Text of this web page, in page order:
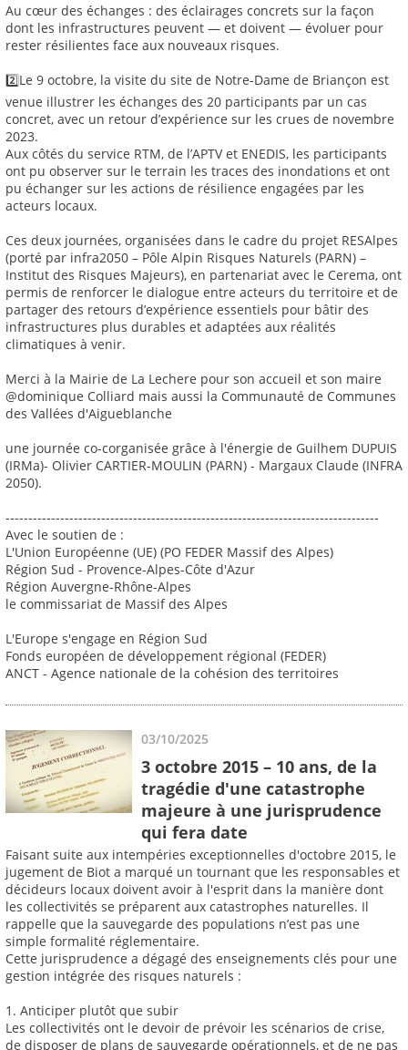
Au cœur des échanges : des éclairages concrets sur la façon
dont les infrastructures peuvent — et doivent — évoluer pour
rester résilientes face aux nouveaux risques.
2️⃣Le 9 octobre, la visite du site de Notre-Dame de Briançon est
venue illustrer les échanges des 20 participants par un cas
concret, avec un retour d’expérience sur les crues de novembre
2023.
Aux côtés du service RTM, de l’APTV et ENEDIS, les participants
ont pu observer sur le terrain les traces des inondations et ont
pu échanger sur les actions de résilience engagées par les
acteurs locaux.
Ces deux journées, organisées dans le cadre du projet RESAlpes
(porté par infra2050 – Pôle Alpin Risques Naturels (PARN) –
Institut des Risques Majeurs), en partenariat avec le Cerema, ont
permis de renforcer le dialogue entre acteurs du territoire et de
partager des retours d’expérience essentiels pour bâtir des
infrastructures plus durables et adaptées aux réalités
climatiques à venir.
Merci à la Mairie de La Lechere pour son accueil et son maire
@dominique Colliard mais aussi la Communauté de Communes
des Vallées d'Aigueblanche
une journée co-corganisée grâce à l'énergie de Guilhem DUPUIS
(IRMa)- Olivier CARTIER-MOULIN (PARN) - Margaux Claude (INFRA
2050).
----------------------------------------------------------------------------------
Avec le soutien de :
L'Union Européenne (UE) (PO FEDER Massif des Alpes)
Région Sud - Provence-Alpes-Côte d'Azur
Région Auvergne-Rhône-Alpes
le commissariat de Massif des Alpes
L'Europe s'engage en Région Sud
Fonds européen de développement régional (FEDER)
ANCT - Agence nationale de la cohésion des territoires
03/10/2025
3 octobre 2015 – 10 ans, de la
tragédie d'une catastrophe
majeure à une jurisprudence
qui fera date
Faisant suite aux intempéries exceptionnelles d'octobre 2015, le
jugement de Biot a marqué un tournant que les responsables et
décideurs locaux doivent avoir à l'esprit dans la manière dont
les collectivités se préparent aux catastrophes naturelles. Il
rappelle que la sauvegarde des populations n’est pas une
simple formalité réglementaire.
Cette jurisprudence a dégagé des enseignements clés pour une
gestion intégrée des risques naturels :
1. Anticiper plutôt que subir
Les collectivités ont le devoir de prévoir les scénarios de crise,
de disposer de plans de sauvegarde opérationnels, et de ne pas